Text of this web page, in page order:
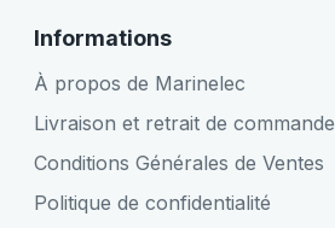
Informations
À propos de Marinelec
Livraison et retrait de commande
Conditions Générales de Ventes
Politique de confidentialité